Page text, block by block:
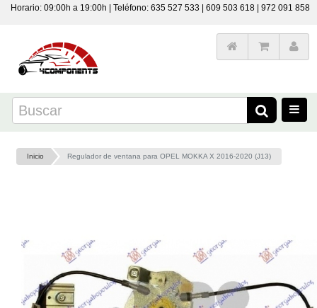
Horario: 09:00h a 19:00h | Teléfono: 635 527 533 | 609 503 618 | 972 091 858
Inicio Regulador de ventana para OPEL MOKKA X 2016-2020 (J13)